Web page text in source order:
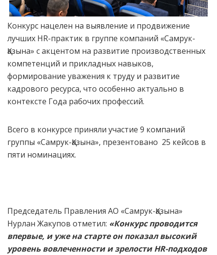
Конкурс нацелен на выявление и продвижение
лучших HR-практик в группе компаний «Самрук-
Қазына» с акцентом на развитие производственных
компетенций и прикладных навыков,
формирование уважения к труду и развитие
кадрового ресурса, что особенно актуально в
контексте Года рабочих профессий.
Всего в конкурсе приняли участие 9 компаний
группы «Самрук-Қазына», презентовано 25 кейсов в
пяти номинациях.
Председатель Правления АО «Самрук-Қазына»
Нурлан Жакупов отметил: «Конкурс проводится
впервые, и уже на старте он показал высокий
уровень вовлеченности и зрелости HR-подходов